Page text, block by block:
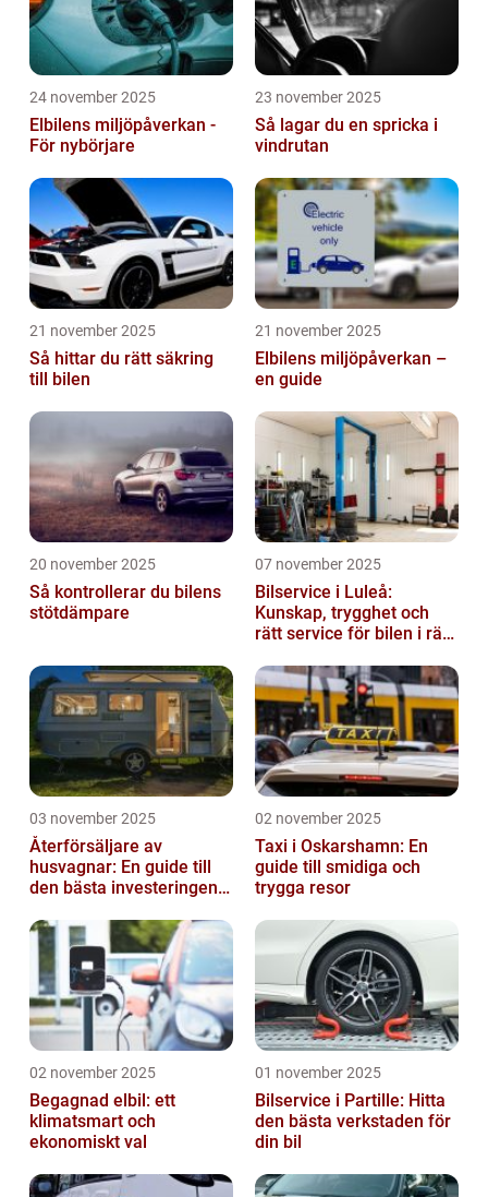
24 november 2025
Elbilens miljöpåverkan -
För nybörjare
23 november 2025
Så lagar du en spricka i
vindrutan
21 november 2025
Så hittar du rätt säkring
till bilen
21 november 2025
Elbilens miljöpåverkan –
en guide
20 november 2025
Så kontrollerar du bilens
stötdämpare
07 november 2025
Bilservice i Luleå:
Kunskap, trygghet och
rätt service för bilen i rätt
03 november 2025
Återförsäljare av
husvagnar: En guide till
den bästa investeringen
02 november 2025
Taxi i Oskarshamn: En
guide till smidiga och
trygga resor
02 november 2025
Begagnad elbil: ett
klimatsmart och
ekonomiskt val
01 november 2025
Bilservice i Partille: Hitta
den bästa verkstaden för
din bil